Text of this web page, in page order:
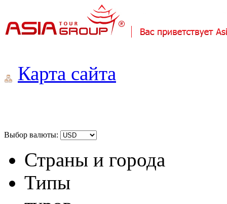
Карта сайта
Выбор валюты:
Страны и города
Типы